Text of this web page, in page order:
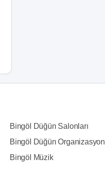
Bingöl Düğün Salonları
Bingöl Düğün Organizasyon
Bingöl Müzik